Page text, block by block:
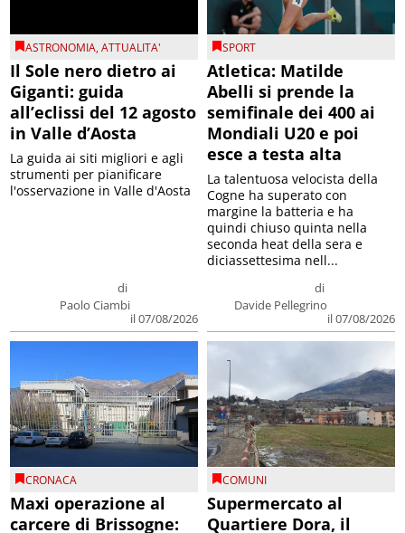
ASTRONOMIA,ATTUALITA'
Il Sole nero dietro ai
Giganti: guida
all’eclissi del 12 agosto
in Valle d’Aosta
di
Paolo Ciambi
il 07/08/2026
La guida ai siti migliori e agli
strumenti per pianificare
l'osservazione in Valle d'Aosta
SPORT
Atletica: Matilde
Abelli si prende la
semifinale dei 400 ai
Mondiali U20 e poi
esce a testa alta
di
Davide Pellegrino
il 07/08/2026
La talentuosa velocista della
Cogne ha superato con
margine la batteria e ha
quindi chiuso quinta nella
seconda heat della sera e
diciassettesima nell...
CRONACA
Maxi operazione al
carcere di Brissogne:
COMUNI
Supermercato al
Quartiere Dora, il